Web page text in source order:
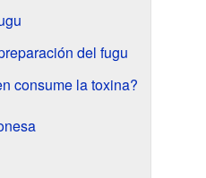
del fugu
consume la toxina?